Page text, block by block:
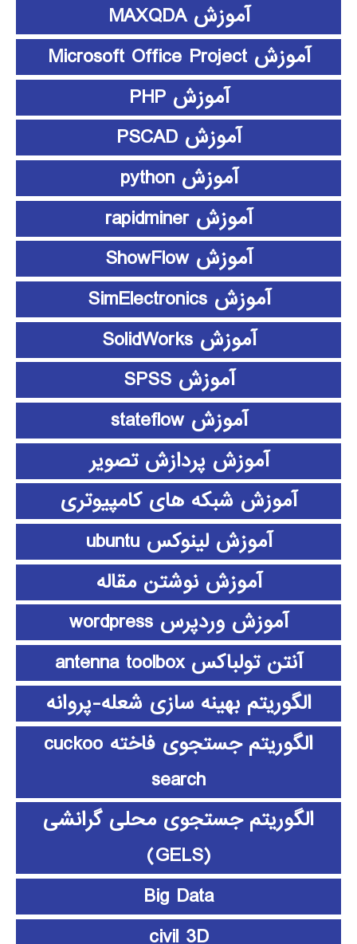
آموزش MAXQDA
آموزش Microsoft Office Project
آموزش PHP
آموزش PSCAD
آموزش python
آموزش rapidminer
آموزش ShowFlow
آموزش SimElectronics
آموزش SolidWorks
آموزش SPSS
آموزش stateflow
آموزش پردازش تصویر
آموزش شبکه های کامپیوتری
آموزش لینوکس ubuntu
آموزش نوشتن مقاله
آموزش وردپرس wordpress
آنتن تولباکس antenna toolbox
الگوریتم بهینه سازی شعله-پروانه
الگوریتم جستجوی فاخته cuckoo
search
الگوریتم جستجوی محلی گرانشی
(GELS)
Big Data
civil 3D